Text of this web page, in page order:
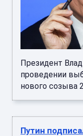
Президент
проведении
нового созыва
Путин